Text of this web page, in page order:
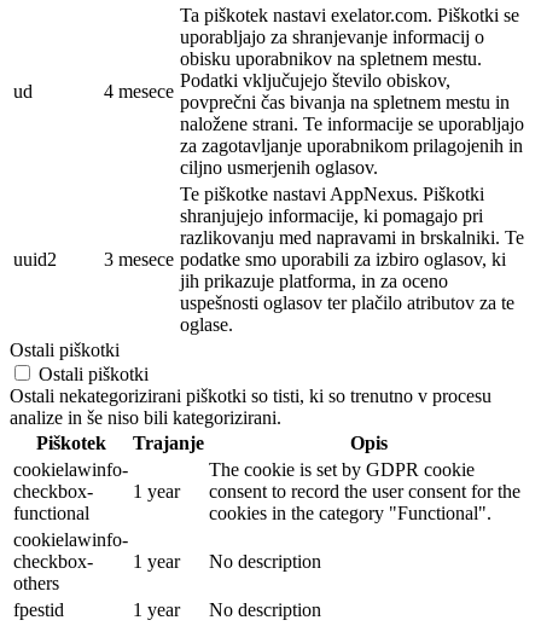
ud 4 mesece
Ta piškotek nastavi exelator.com. Piškotki se
uporabljajo za shranjevanje informacij o
obisku uporabnikov na spletnem mestu.
Podatki vključujejo število obiskov,
povprečni čas bivanja na spletnem mestu in
naložene strani. Te informacije se uporabljajo
za zagotavljanje uporabnikom prilagojenih in
ciljno usmerjenih oglasov.
uuid2 3 mesece
Te piškotke nastavi AppNexus. Piškotki
shranjujejo informacije, ki pomagajo pri
razlikovanju med napravami in brskalniki. Te
podatke smo uporabili za izbiro oglasov, ki
jih prikazuje platforma, in za oceno
uspešnosti oglasov ter plačilo atributov za te
oglase.
Ostali piškotki
Ostali piškotki
Ostali nekategorizirani piškotki so tisti, ki so trenutno v procesu
analize in še niso bili kategorizirani.
Piškotek
Trajanje
Opis
cookielawinfo-
checkbox-
functional
1 year
The cookie is set by GDPR cookie
consent to record the user consent for the
cookies in the category "Functional".
cookielawinfo-
checkbox-
others
1 year No description
fpestid 1 year
No description